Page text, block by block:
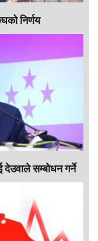
निर्णय
सम्बोधन गर्ने